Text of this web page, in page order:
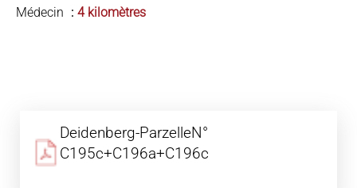
Médecin
4 kilomètres
Deidenberg-ParzelleN°
C195c+C196a+C196c